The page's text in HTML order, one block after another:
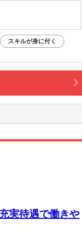
スキルが身に付く
実待遇で働きや